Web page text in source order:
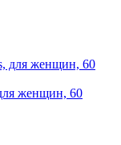
женщин, 60